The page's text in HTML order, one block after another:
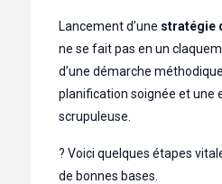
Lancement d’une stratégie
ne se fait pas en un
d’une démarche
planification soignée et une
scrupuleuse.
? Voici quelques étapes
de bonnes bases.